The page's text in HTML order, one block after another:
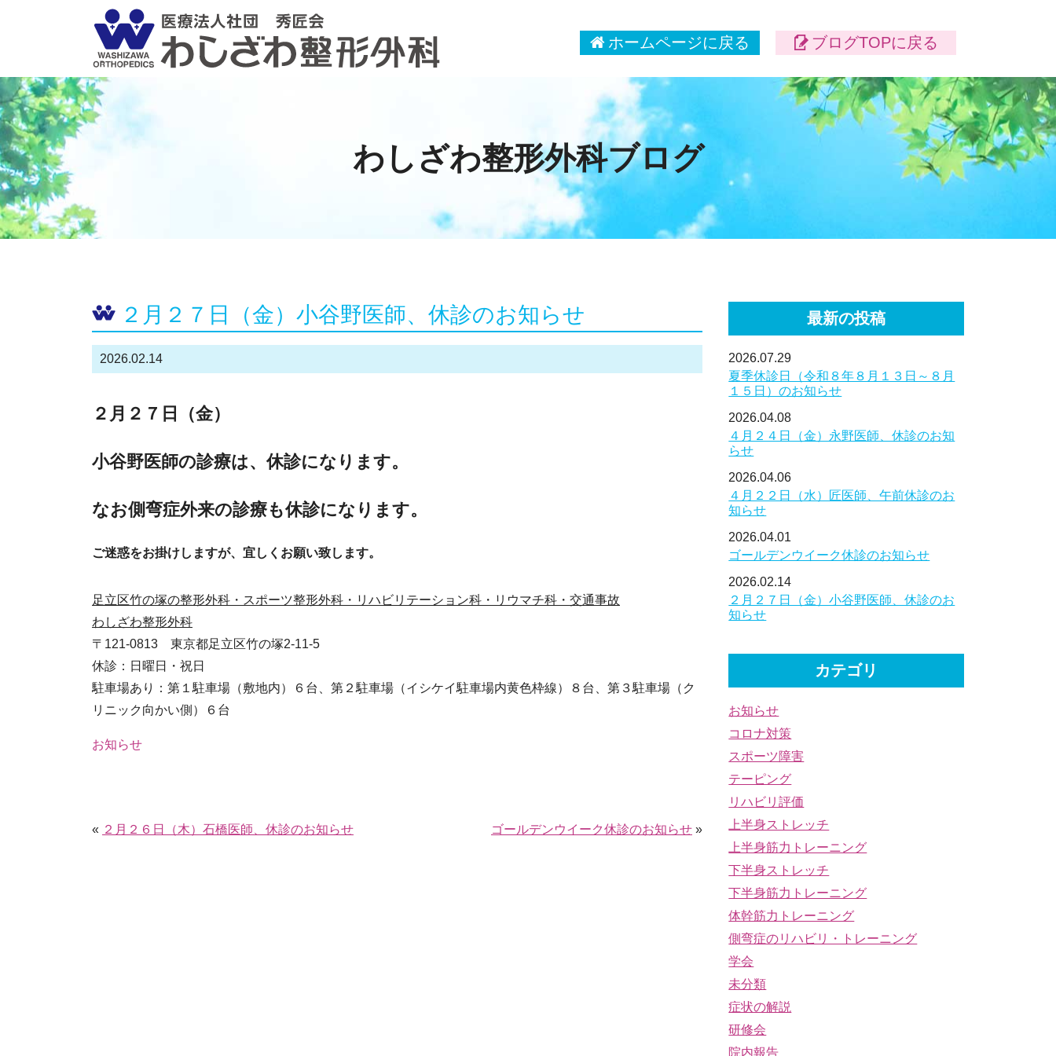
ホームページに戻る ブログTOPに戻る
わしざわ整形外科ブログ
２月２７日（金）小谷野医師、休診のお知らせ
2026.02.14
２月２７日（金）
小谷野医師の診療は、休診になります。
なお側弯症外来の診療も休診になります。
ご迷惑をお掛けしますが、宜しくお願い致します。
足立区竹の塚の整形外科・スポーツ整形外科・リハビリテーション科・リウマチ科・交通事故
わしざわ整形外科
〒121-0813 東京都足立区竹の塚2-11-5
休診：日曜日・祝日
駐車場あり：第１駐車場（敷地内）６台、第２駐車場（イシケイ駐車場内黄色枠線）８台、第３駐車場（ク
リニック向かい側）６台
お知らせ
« ２月２６日（木）石橋医師、休診のお知らせ ゴールデンウイーク休診のお知らせ »
最新の投稿
2026.07.29
夏季休診日（令和８年８月１３日～８月
１５日）のお知らせ
2026.04.08
４月２４日（金）永野医師、休診のお知
らせ
2026.04.06
４月２２日（水）匠医師、午前休診のお
知らせ
2026.04.01
ゴールデンウイーク休診のお知らせ
2026.02.14
２月２７日（金）小谷野医師、休診のお
知らせ
カテゴリ
お知らせ
コロナ対策
スポーツ障害
テーピング
リハビリ評価
上半身ストレッチ
上半身筋力トレーニング
下半身ストレッチ
下半身筋力トレーニング
体幹筋力トレーニング
側弯症のリハビリ・トレーニング
学会
未分類
症状の解説
研修会
院内報告